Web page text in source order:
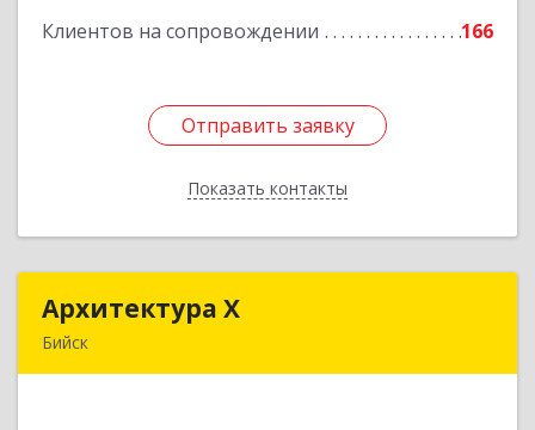
Клиентов на сопровождении 166
Отправить заявку
Показать контакты
Подробнее
Отправить заявку
Назад
Архитектура Х
Бийск